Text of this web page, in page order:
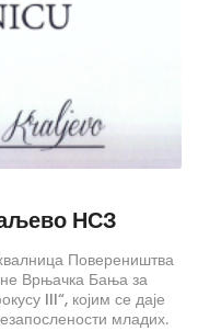
НСЗ
Повереништва
Врњачка Бања за
III“, којим се даје
младих.